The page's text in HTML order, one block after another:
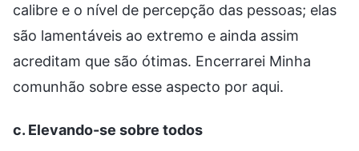
calibre e o nível de percepção das pessoas; elas
são lamentáveis ao extremo e ainda assim
acreditam que são ótimas. Encerrarei Minha
comunhão sobre esse aspecto por aqui.
c. Elevando-se sobre todos